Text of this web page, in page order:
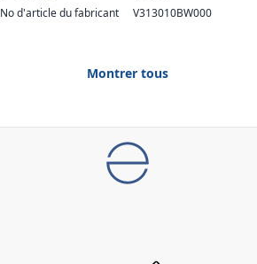
No d'article du fabricant
V313010BW000
Montrer tous